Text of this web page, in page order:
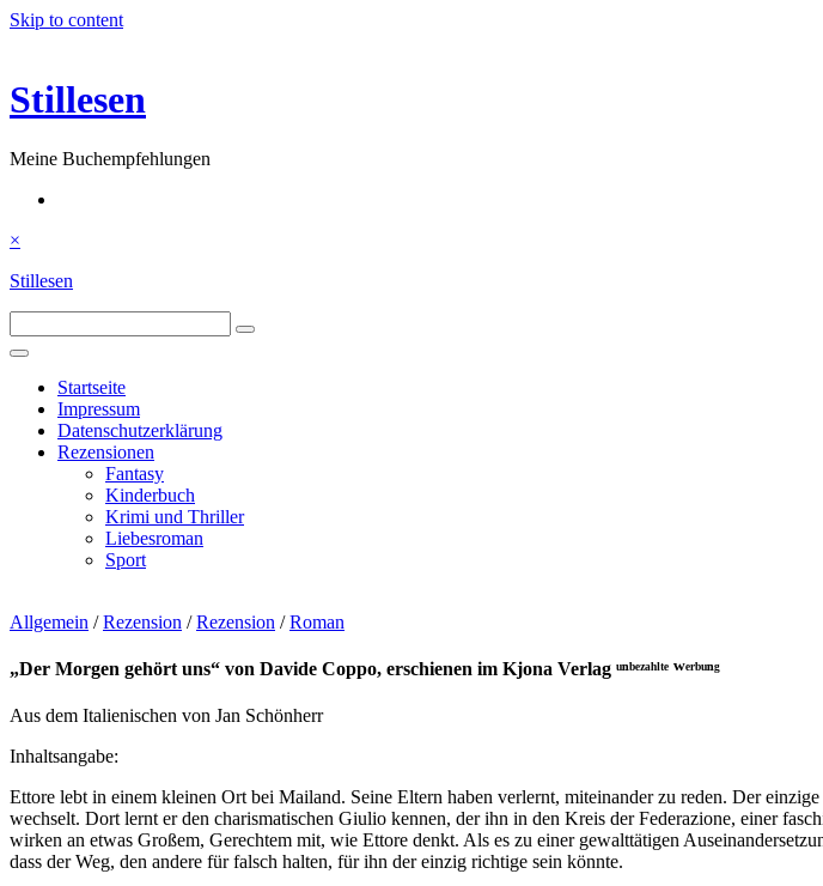
Skip to content
Stillesen
Meine Buchempfehlungen
×
Stillesen
Startseite
Impressum
Datenschutzerklärung
Rezensionen
Fantasy
Kinderbuch
Krimi und Thriller
Liebesroman
Sport
Allgemein /Rezension /Rezension /Roman
„Der Morgen gehört uns“ von Davide Coppo, erschienen im Kjona Verlag ᵘⁿᵇᵉᶻᵃʰˡᵗᵉ ᵂᵉʳᵇᵘⁿᵍ
Aus dem Italienischen von Jan Schönherr
Inhaltsangabe:
Ettore lebt in einem kleinen Ort bei Mailand. Seine Eltern haben verlernt, miteinander zu reden. Der
wechselt. Dort lernt er den charismatischen Giulio kennen, der ihn in den Kreis der Federazione, einer
wirken an etwas Großem, Gerechtem mit, wie Ettore denkt. Als es zu einer gewalttätigen
dass der Weg, den andere für falsch halten, für ihn der einzig richtige sein könnte.